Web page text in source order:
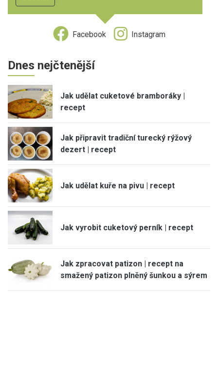
Facebook Instagram
Dnes nejčtenější
Jak udělat cuketové bramboráky |
recept
Jak připravit tradiční turecký rýžový
dezert | recept
Jak udělat kuře na pivu | recept
Jak vyrobit cuketový perník | recept
Jak zpracovat patizon | recept na
smažený patizon plněný šunkou a sýrem